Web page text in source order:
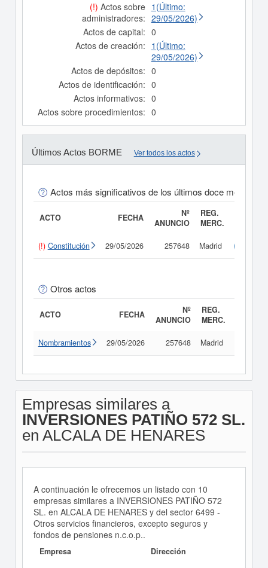
(!) Actos sobre
administradores:
1(Último:
29/05/2026)
Actos de capital: 0
Actos de creación: 1(Último:
29/05/2026)
Actos de depósitos: 0
Actos de identificación: 0
Actos informativos: 0
Actos sobre procedimientos: 0
Últimos Actos BORME Ver todos los actos
Actos más significativos de los últimos doce meses
ACTO FECHA
Nº
ANUNCIO
REG.
MERC.
(!) Constitución 29/05/2026 257648 Madrid
Otros actos
ACTO FECHA
Nº
ANUNCIO
REG.
MERC.
Nombramientos 29/05/2026 257648 Madrid
Empresas similares a
INVERSIONES PATIÑO 572 SL.
en ALCALA DE HENARES
A continuación le ofrecemos un listado con 10
empresas similares a INVERSIONES PATIÑO 572
SL. en ALCALA DE HENARES y del sector 6499 -
Otros servicios financieros, excepto seguros y
fondos de pensiones n.c.o.p..
Empresa
Dirección